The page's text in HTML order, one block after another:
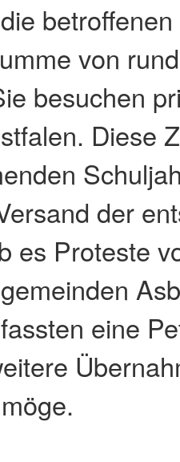
von
besuchen
Diese
der
es Proteste
eine